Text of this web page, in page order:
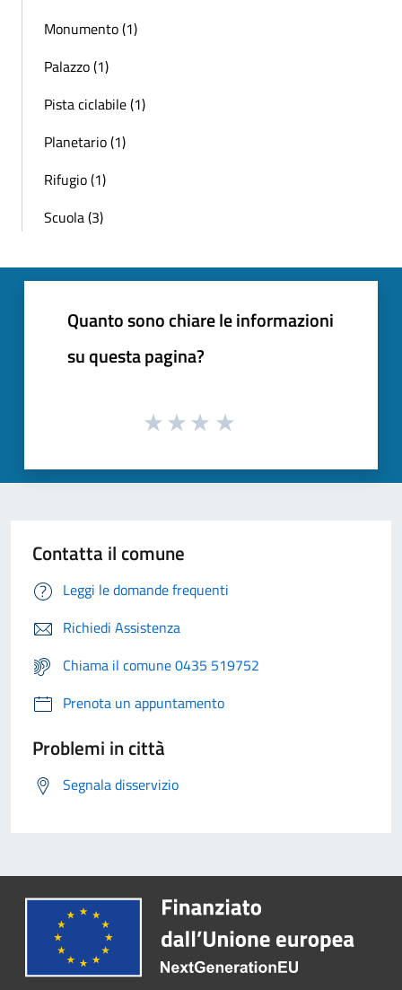
Monumento (1)
Palazzo (1)
Pista ciclabile (1)
Planetario (1)
Rifugio (1)
Scuola (3)
Quanto sono chiare le informazioni
su questa pagina?
Contatta il comune
Leggi le domande frequenti
Richiedi Assistenza
Chiama il comune 0435 519752
Prenota un appuntamento
Problemi in città
Segnala disservizio